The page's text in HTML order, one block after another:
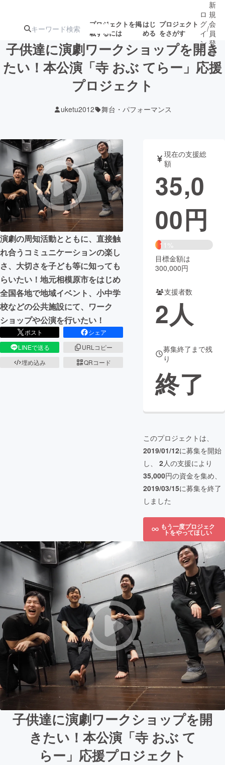
プロジェクトを掲
載するには
はじ
める
プロジェクト
をさがす
注目の新着プロ募集終了が近いプ
テクノロジー・ガジェット
映像・映画 書籍・雑誌
ビジネス・起業 チャレンジ
まちづくり・地域活性化
CAMPFIRE for Social Good
CAMPFIRE Creation
CAMPFIREふるさと納税machi-ya コミュニティ
ロ
グ
イ
ン
/
新
規
会
員
登
録
子供達に演劇ワークショップを開き
たい！本公演「寺 おぶ てらー」応援
プロジェクト
uketu2012 舞台・パフォーマンス
演劇の周知活動とともに、直接触
れ合うコミュニケーションの楽し
さ、大切さを子ども等に知っても
らいたい！地元相模原市をはじめ
全国各地で地域イベント、小中学
校などの公共施設にて、ワーク
ショップや公演を行いたい！
ポスト
シェア
LINEで送る
URLコピー
埋め込み
QRコード
現在の支援総
額
35,0
00円
11%
目標金額は
300,000円
支援者数
2人
募集終了まで残
り
終了
このプロジェクトは、
2019/01/12に募集を開始
し、 2人の支援により
35,000円の資金を集め、
2019/03/15に募集を終了
しました
もう一度プロジェク
トをやってほしい
子供達に演劇ワークショップを開
きたい！本公演「寺 おぶ て
らー」応援プロジェクト